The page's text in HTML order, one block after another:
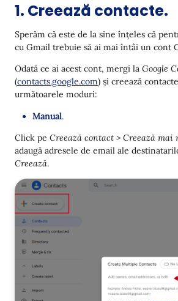
1. Creează contacte.
Sperăm că este de la sine înțeles că
cu Gmail trebuie să ai mai întâi un cont
Odată ce ai acest cont, mergi la Google
(contacts.google.com) și creează
următoarele moduri:
Manual.
Click pe Creează contact > Creează mai
adaugă adresele de email ale
Creează.